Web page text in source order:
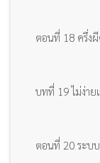
ตอนที่ 18 ครึ่ง
บทที่ 19 ไม่ง่าย
ตอนที่ 20 ระบ